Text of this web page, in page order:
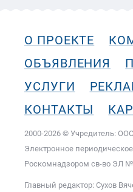
О ПРОЕКТЕ
ОБЪЯВЛЕНИЯ
УСЛУГИ
КОНТАКТЫ
2000-2026 © Учредитель:
Электронное
Роскомнадзором cв-во ЭЛ
Главный редактор: Сухов